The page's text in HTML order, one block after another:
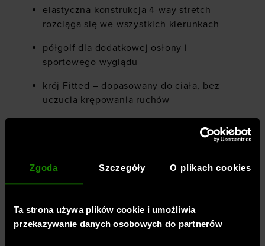
Zgoda Szczegóły O plikach cookies
Ta strona używa plików cookie i umożliwia
przekazywanie danych osobowych do partnerów
elastyczna konstrukcja 4-way stretch
rozciąga się we wszystkich kierunkach
półgolf dla dodatkowej osłony i
sportowego wyglądu
krój Fitted – dopasowany do ciała, bez
uczucia krępowania ruchów
dodatkowy komponent: 100% poliester z
Płeć: mężczyzna